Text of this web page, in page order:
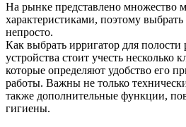
На рынке представлено множество
характеристиками, поэтому
непросто.
Как выбрать ирригатор для
устройства стоит учесть несколько
которые определяют удобство его
работы. Важны не только
также дополнительные функции,
гигиены.